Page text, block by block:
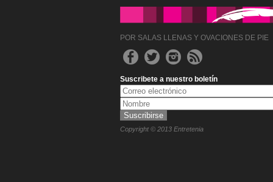
POR SALAS LLENAS Y OVACIONES DE PIE
Suscribete a nuestro boletín
Copyright © 2013 Entretenia